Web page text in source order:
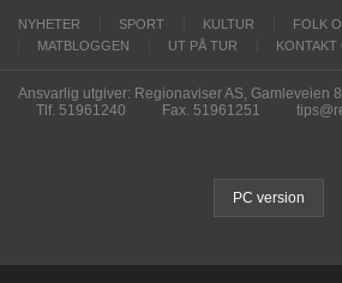
NYHETER SPORT KULTUR FOLK
MATBLOGGEN
UT PÅ TUR KONTAKT
Ansvarlig utgiver: Regionaviser AS, Gamleveien
Tlf. 51961240
Fax. 51961251
PC version